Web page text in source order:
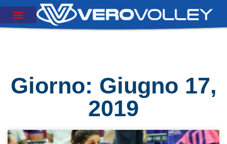
Giorno: Giugno 17,
2019